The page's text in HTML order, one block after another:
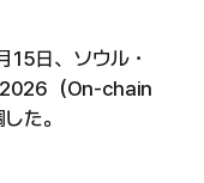
日、ソウル・
2026（On-chain
た。